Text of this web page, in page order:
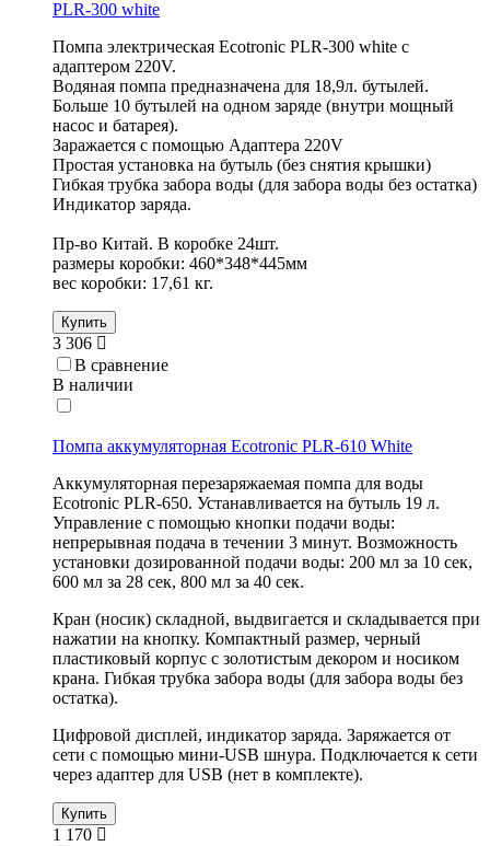
PLR-300 white
Помпа электрическая Ecotronic PLR-300 white с
адаптером 220V.
Водяная помпа предназначена для 18,9л. бутылей.
Больше 10 бутылей на одном заряде (внутри мощный
насос и батарея).
Заражается с помощью Адаптера 220V
Простая установка на бутыль (без снятия крышки)
Гибкая трубка забора воды (для забора воды без остатка)
Индикатор заряда.
Пр-во Китай. В коробке 24шт.
размеры коробки: 460*348*445мм
вес коробки: 17,61 кг.
Купить
3 306
В сравнение
В наличии
Помпа аккумуляторная Ecotronic PLR-610 White
Аккумуляторная перезаряжаемая помпа для воды
Ecotronic PLR-650. Устанавливается на бутыль 19 л.
Управление с помощью кнопки подачи воды:
непрерывная подача в течении 3 минут. Возможность
установки дозированной подачи воды: 200 мл за 10 сек,
600 мл за 28 сек, 800 мл за 40 сек.
Кран (носик) складной, выдвигается и складывается при
нажатии на кнопку. Компактный размер, черный
пластиковый корпус с золотистым декором и носиком
крана. Гибкая трубка забора воды (для забора воды без
остатка).
Цифровой дисплей, индикатор заряда. Заряжается от
сети с помощью мини-USB шнура. Подключается к сети
через адаптер для USB (нет в комплекте).
Купить
1 170